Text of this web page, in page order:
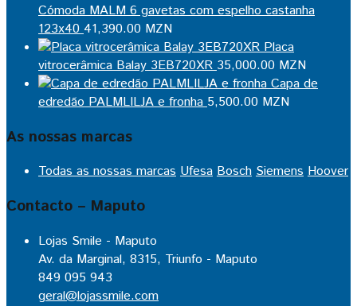
Cómoda MALM 6 gavetas com espelho castanha
123x40 41,390.00 MZN
Placa
vitrocerâmica Balay 3EB720XR 35,000.00 MZN
Capa de
edredão PALMLILJA e fronha 5,500.00 MZN
As nossas marcas
Todas as nossas marcas Ufesa Bosch Siemens Hoover
Contacto – Maputo
Lojas Smile - Maputo
Av. da Marginal, 8315, Triunfo - Maputo
849 095 943
geral@lojassmile.com